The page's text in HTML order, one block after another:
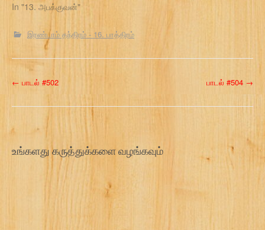
In "13. அபக்குவன்"
இரண்டாம் தந்திரம் - 16. பாத்திரம்
P
o
s
t
← பாடல் #502 பாடல் #504 →
உங்களது கருத்துக்களை வழங்கவும்